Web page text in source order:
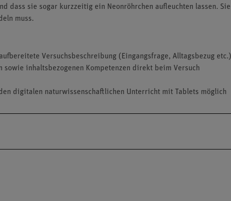
dass sie sogar kurzzeitig ein Neonröhrchen aufleuchten lassen.
muss.
Versuchsbeschreibung (Eingangsfrage, Alltagsbezug etc.)
sowie inhaltsbezogenen Kompetenzen direkt beim Versuch
digitalen naturwissenschaftlichen Unterricht mit Tablets möglich